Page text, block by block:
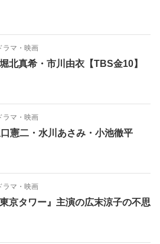
ラマ・映画
北真希・市川由衣【TBS金10】
ラマ・映画
憲二・水川あさみ・小池徹平
ラマ・映画
京タワー』主演の広末涼子の不思